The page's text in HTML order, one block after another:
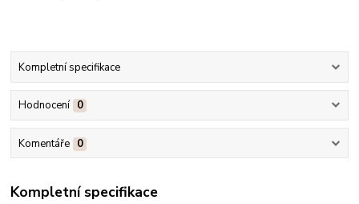
Kompletní specifikace
Hodnocení 0
Komentáře 0
Kompletní specifikace